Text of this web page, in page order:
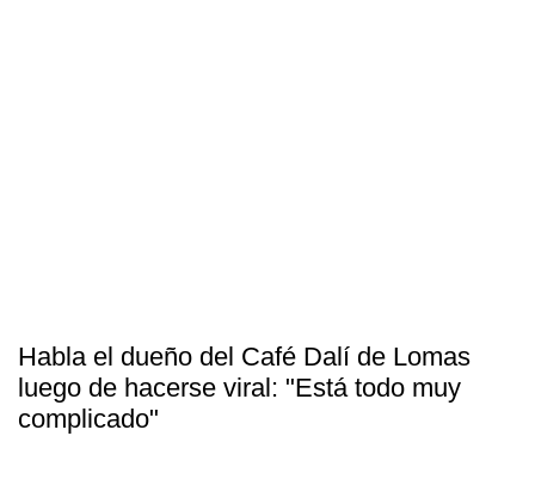
Habla el dueño del Café Dalí de Lomas
luego de hacerse viral: "Está todo muy
complicado"